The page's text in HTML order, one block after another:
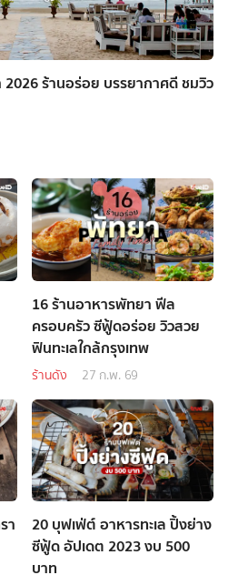
2026 ร้านอร่อย บรรยากาศดี ชมวิว
16 ร้านอาหารพัทยา ฟีล
ครอบครัว ซีฟู้ดอร่อย วิวสวย
ฟินทะเลใกล้กรุงเทพ
ร้านดัง 27 ก.พ. 69
า
20 บุฟเฟ่ต์ อาหารทะเล ปิ้งย่าง
ซีฟู้ด อัปเดต 2023 งบ 500
บาท